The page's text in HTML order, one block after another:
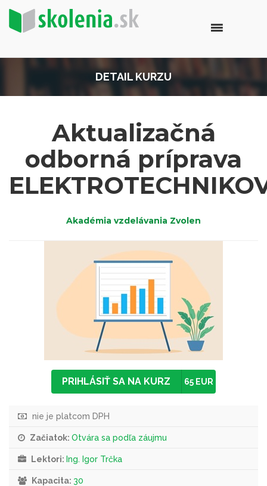
DETAIL KURZU
Aktualizačná
odborná príprava
Akadémia vzdelávania Zvolen
PRIHLÁSIŤ SA NA KURZ 65 EUR
nie je platcom DPH
Začiatok: Otvára sa podľa záujmu
Lektori: Ing. Igor Trčka
Kapacita: 30